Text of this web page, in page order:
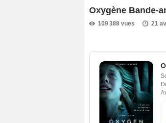
Oxygène Bande-
109 388 vues 21